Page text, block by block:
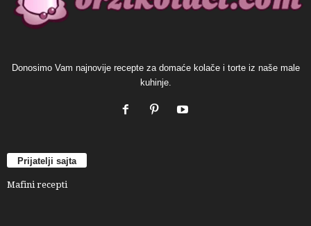
Donosimo Vam najnovije recepte za domaće kolače i torte iz naše male
kuhinje.
Prijatelji sajta
Mafini recepti